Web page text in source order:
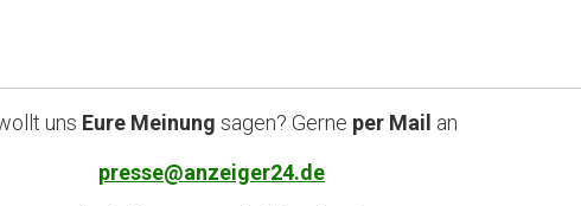
uns Eure Meinung sagen? Gerne per Mail an
presse@anzeiger24.de